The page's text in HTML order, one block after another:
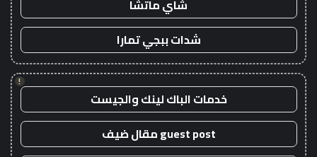
شاي ماتشا
شدات ببجي تمارا
!
خدمات الباك لينك والجيست
guest post مقال ضيف